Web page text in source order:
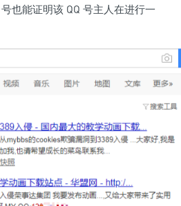
也能证明该 QQ 号主人在进行一